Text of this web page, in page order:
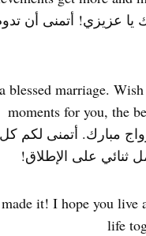
عزيزي! أتمنى أن
blessed marriage.
moments for you, the
مبارك. أتمنى لكم
ثنائي على الإطلاق!
made it! I hope you live
life